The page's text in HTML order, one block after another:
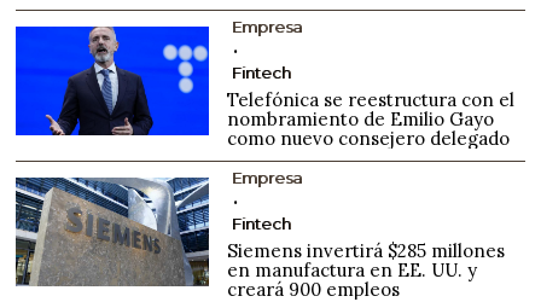
Empresa
Fintech
Telefónica se reestructura con el
nombramiento de Emilio Gayo
como nuevo consejero delegado
Empresa
Fintech
Siemens invertirá $285 millones
en manufactura en EE. UU. y
creará 900 empleos